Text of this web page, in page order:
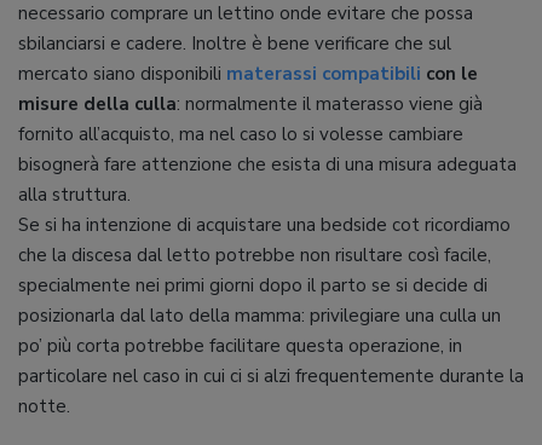
necessario comprare un lettino onde evitare che possa
sbilanciarsi e cadere. Inoltre è bene verificare che sul
mercato siano disponibili materassi compatibili con le
misure della culla: normalmente il materasso viene già
fornito all’acquisto, ma nel caso lo si volesse cambiare
bisognerà fare attenzione che esista di una misura adeguata
alla struttura.
Se si ha intenzione di acquistare una bedside cot ricordiamo
che la discesa dal letto potrebbe non risultare così facile,
specialmente nei primi giorni dopo il parto se si decide di
posizionarla dal lato della mamma: privilegiare una culla un
po’ più corta potrebbe facilitare questa operazione, in
particolare nel caso in cui ci si alzi frequentemente durante la
notte.